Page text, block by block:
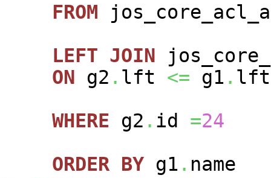
FROM
LEFT JOIN
ON g2 . lft <= g1 . lft
WHERE g2 . id =24
ORDER BY g1 . name